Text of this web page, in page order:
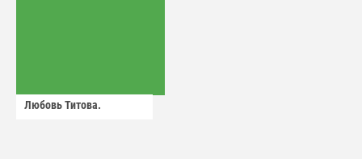
Любовь Титова.